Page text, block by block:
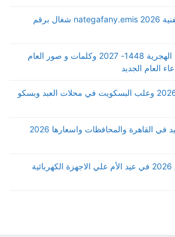
رابط نتيجة الدبلومات الفنية 2026 nategafany.emis شغال برقم
رسائل تهنئة رأس السنة الهجرية 1448- 2027 وكلمات و صور العام
جميع أسعار كحك العيد 2026 وعلب البسكويت في محلات العبد وبسكو
اجمل أماكن خروجة العيد في القاهرة والمحافظات واسعارها 2026
تخفيضات كارفور مارس 2026 في عيد الأم علي الاجهزة الكهربائية